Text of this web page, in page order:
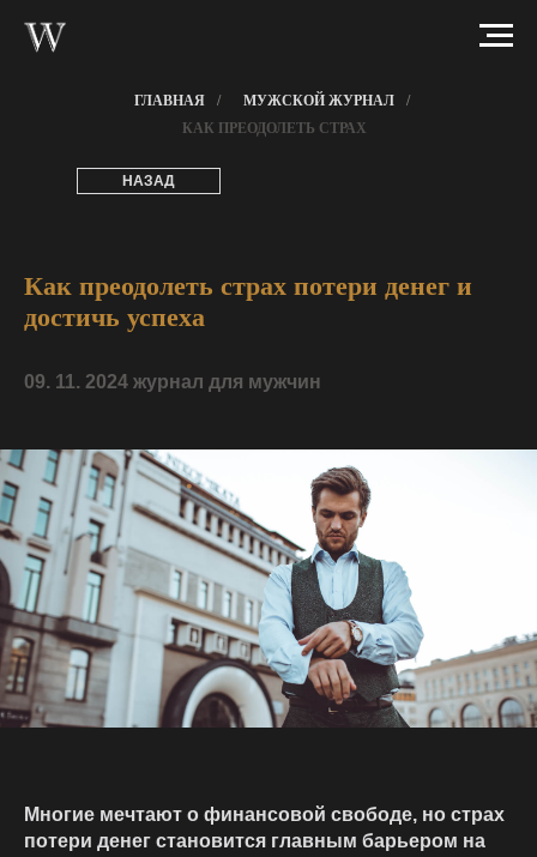
ГЛАВНАЯ / МУЖСКОЙ ЖУРНАЛ
/
КАК ПРЕОДОЛЕТЬ СТРАХ
НАЗАД
Как преодолеть страх потери денег и
достичь успеха
09. 11. 2024 журнал для мужчин
Многие мечтают о финансовой свободе, но страх
потери денег становится главным барьером на